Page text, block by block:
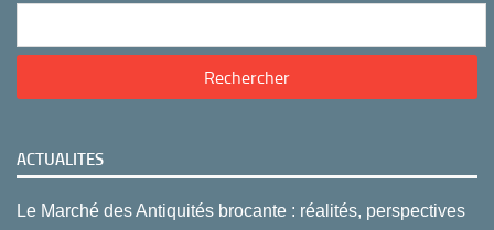
ACTUALITES
Le Marché des Antiquités brocante : réalités, perspectives